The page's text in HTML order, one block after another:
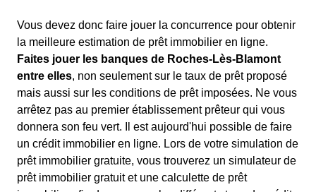
Vous devez donc faire jouer la concurrence pour obtenir
la meilleure estimation de prêt immobilier en ligne.
Faites jouer les banques de Roches-Lès-Blamont
entre elles, non seulement sur le taux de prêt proposé
mais aussi sur les conditions de prêt imposées. Ne vous
arrêtez pas au premier établissement prêteur qui vous
donnera son feu vert. Il est aujourd'hui possible de faire
un crédit immobilier en ligne. Lors de votre simulation de
prêt immobilier gratuite, vous trouverez un simulateur de
prêt immobilier gratuit et une calculette de prêt